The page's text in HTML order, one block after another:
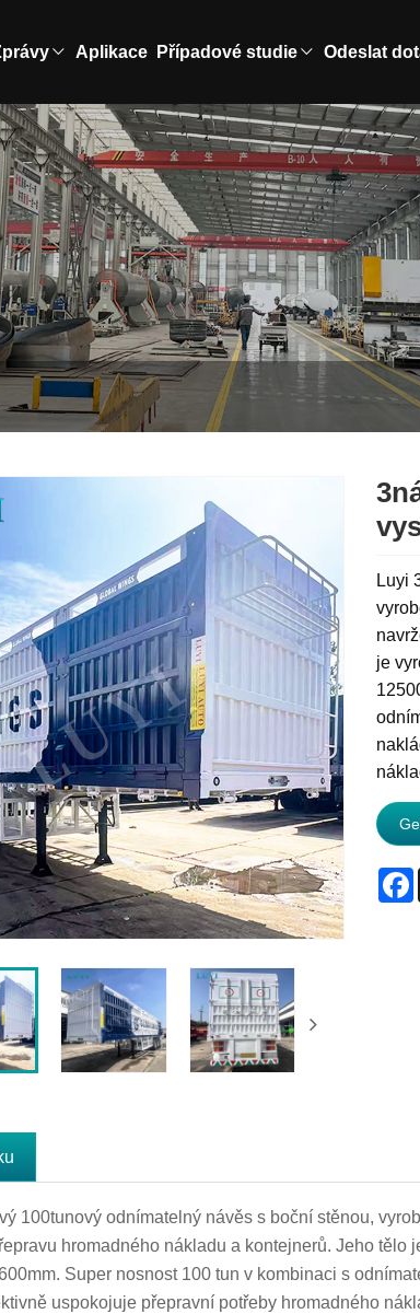
Aplikace Případové studie Odeslat
Luyi
je
100tunový odnímatelný návěs s boční stěnou,
hromadného nákladu a kontejnerů. Jeho tělo
Super nosnost 100 tun v kombinaci s
uspokojuje přepravní potřeby hromadného